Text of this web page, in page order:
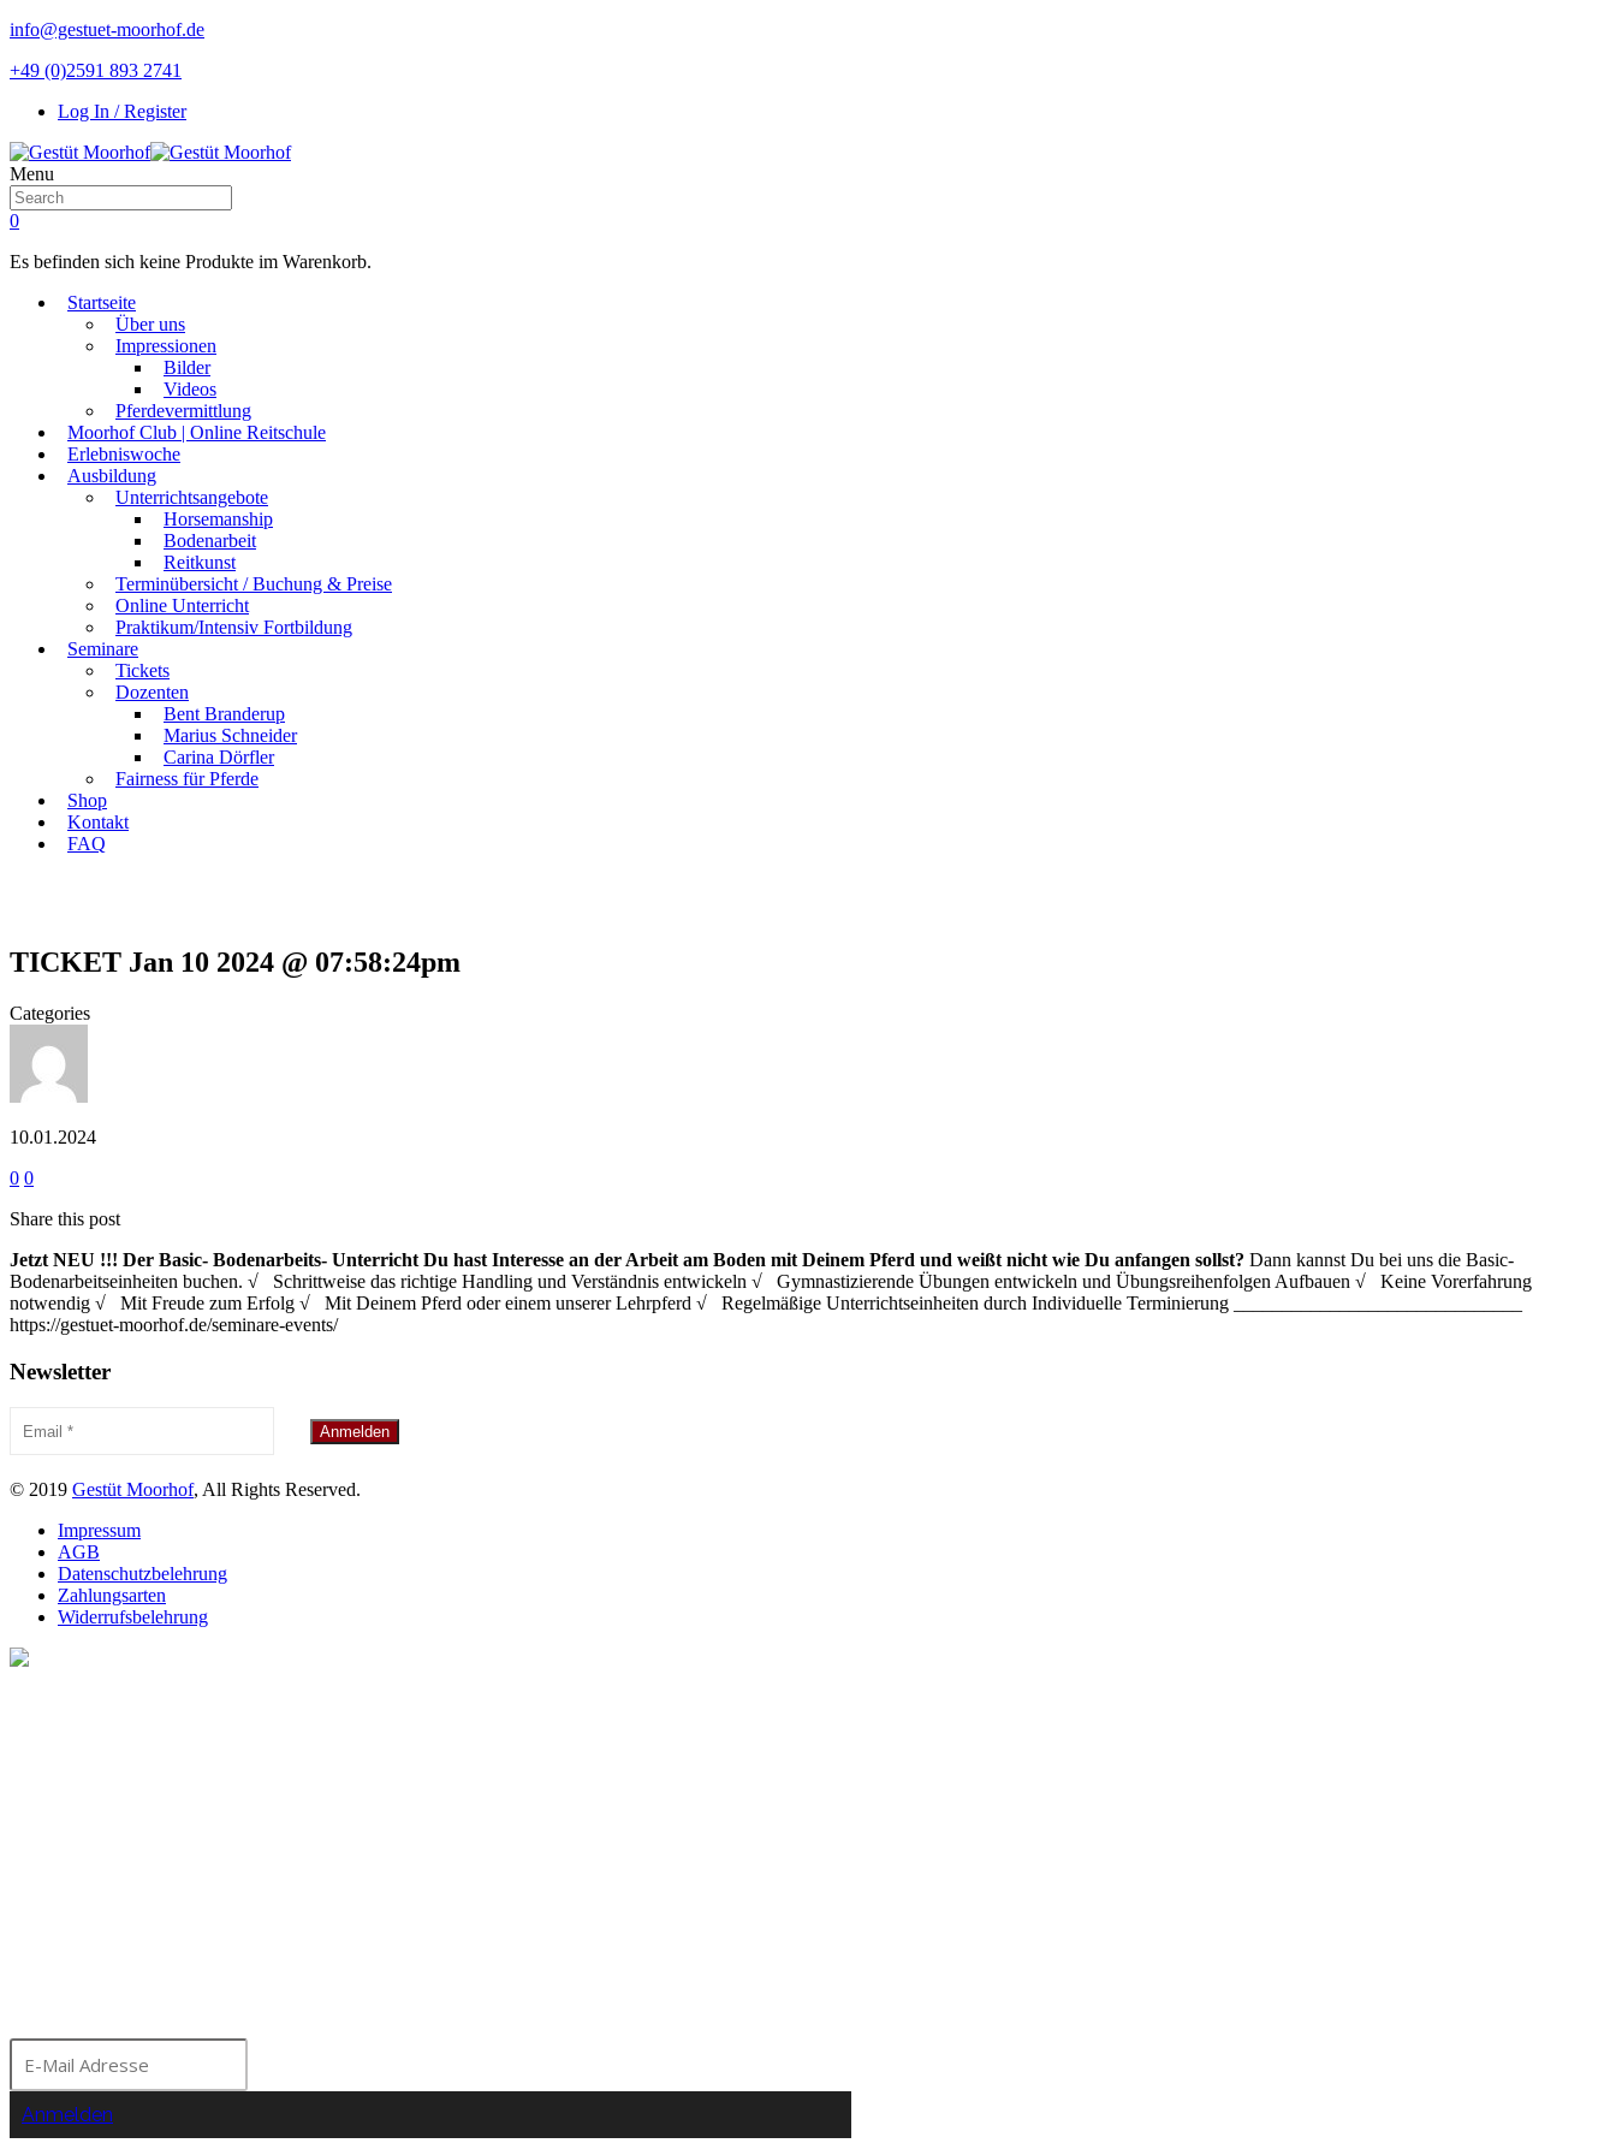
info@gestuet-moorhof.de
+49 (0)2591 893 2741
Log In / Register
Menu
0
Es befinden sich keine Produkte im Warenkorb.
Startseite
Über uns
Impressionen
Bilder
Videos
Pferdevermittlung
Moorhof Club | Online Reitschule
Erlebniswoche
Ausbildung
Unterrichtsangebote
Horsemanship
Bodenarbeit
Reitkunst
Terminübersicht / Buchung & Preise
Online Unterricht
Praktikum/Intensiv Fortbildung
Seminare
Tickets
Dozenten
Bent Branderup
Marius Schneider
Carina Dörfler
Fairness für Pferde
Shop
Kontakt
FAQ
TICKET Jan 10 2024 @ 07:58:24pm
Categories
10.01.2024
0 0
Share this post
Jetzt NEU !!! Der Basic- Bodenarbeits- Unterricht Du hast Interesse an der Arbeit am Boden mit Deinem Pferd und weißt nicht wie Du anfangen sollst? Dann kannst Du bei uns die Basic-
Bodenarbeitseinheiten buchen. √ Schrittweise das richtige Handling und Verständnis entwickeln √ Gymnastizierende Übungen entwickeln und Übungsreihenfolgen Aufbauen √ Keine Vorerfahrung
notwendig √ Mit Freude zum Erfolg √ Mit Deinem Pferd oder einem unserer Lehrpferd √ Regelmäßige Unterrichtseinheiten durch Individuelle Terminierung ______________________________
https://gestuet-moorhof.de/seminare-events/
Newsletter
© 2019 Gestüt Moorhof, All Rights Reserved.
Impressum
AGB
Datenschutzbelehrung
Zahlungsarten
Widerrufsbelehrung
Anmelden